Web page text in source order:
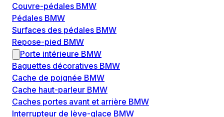
Couvre-pédales BMW
Pédales BMW
Surfaces des pédales BMW
Repose-pied BMW
Porte intérieure BMW
Baguettes décoratives BMW
Cache de poignée BMW
Cache haut-parleur BMW
Caches portes avant et arrière BMW
Interrupteur de lève-glace BMW